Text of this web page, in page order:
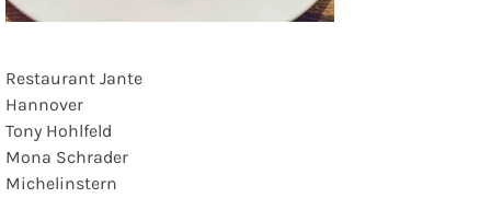
Restaurant Jante
Hannover
Tony Hohlfeld
Mona Schrader
Michelinstern